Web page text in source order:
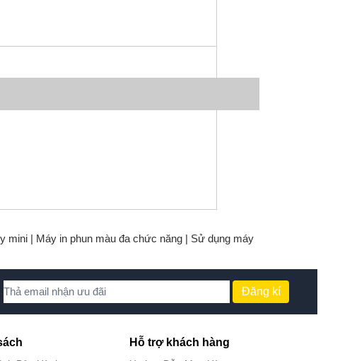
mini | Máy in phun màu đa chức năng | Sử dụng máy
Đăng kí
Hỗ trợ khách hàng